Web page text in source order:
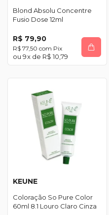
Blond Absolu Concentre
Fusio Dose 12ml
R$ 79,90
R$ 77,50 com Pix
9x de R$ 10,79
KEUNE
Coloração So Pure Color
60ml 8.1 Louro Claro Cinza